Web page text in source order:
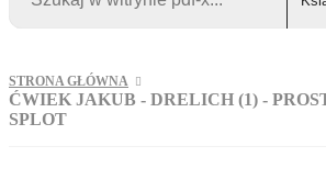
STRONA GŁÓWNA
ĆWIEK JAKUB - DRELICH (1) -
SPLOT